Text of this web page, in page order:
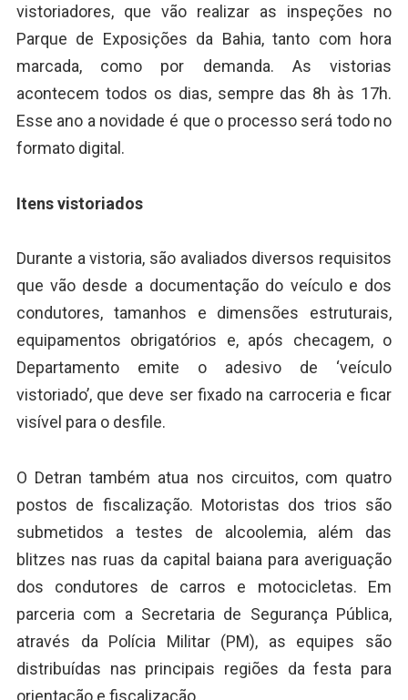
vistoriadores, que vão realizar as inspeções no
Parque de Exposições da Bahia, tanto com hora
marcada, como por demanda. As vistorias
acontecem todos os dias, sempre das 8h às 17h.
Esse ano a novidade é que o processo será todo no
formato digital.
Itens vistoriados
Durante a vistoria, são avaliados diversos requisitos
que vão desde a documentação do veículo e dos
condutores, tamanhos e dimensões estruturais,
equipamentos obrigatórios e, após checagem, o
Departamento emite o adesivo de ‘veículo
vistoriado’, que deve ser fixado na carroceria e ficar
visível para o desfile.
O Detran também atua nos circuitos, com quatro
postos de fiscalização. Motoristas dos trios são
submetidos a testes de alcoolemia, além das
blitzes nas ruas da capital baiana para averiguação
dos condutores de carros e motocicletas. Em
parceria com a Secretaria de Segurança Pública,
através da Polícia Militar (PM), as equipes são
distribuídas nas principais regiões da festa para
orientação e fiscalização.